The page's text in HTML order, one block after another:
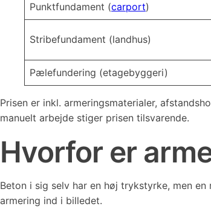
Punktfundament (carport)
Stribefundament (landhus)
Pælefundering (etagebyggeri)
Prisen er inkl. armeringsmaterialer,
manuelt arbejde stiger prisen tilsvarende.
Hvorfor er
Beton i sig selv har en høj trykstyrke, men
armering ind i billedet.